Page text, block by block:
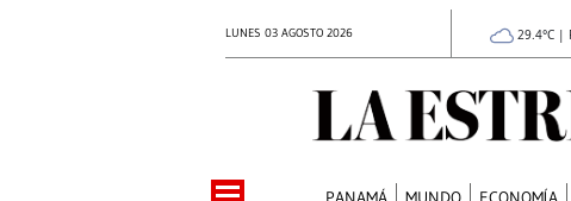
LUNES 03 AGOSTO 2026 29.4°C |